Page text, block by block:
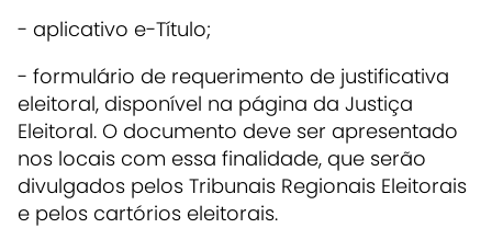
- aplicativo e-Título;
- formulário de requerimento de justificativa
eleitoral, disponível na página da Justiça
Eleitoral. O documento deve ser apresentado
nos locais com essa finalidade, que serão
divulgados pelos Tribunais Regionais Eleitorais
e pelos cartórios eleitorais.